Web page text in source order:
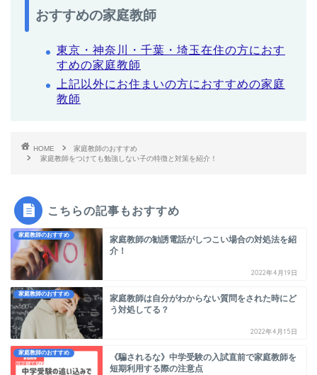
おすすめの家庭教師
東京・神奈川・千葉・埼玉在住の方におす
すめの家庭教師
上記以外にお住まいの方におすすめの家庭
教師
HOME
家庭教師のおすすめ
家庭教師をつけても勉強しない子の特徴と対策を紹介！
こちらの記事もおすすめ
家庭教師のおすすめ
家庭教師の勧誘電話がしつこい場合の対処法を紹
介！
2022年4月19日
家庭教師のおすすめ
家庭教師は自分がわからない質問をされた時にど
う対処してる？
2022年4月15日
家庭教師のおすすめ
《騙されるな》中学受験の入試直前で家庭教師を
短期利用する際の注意点